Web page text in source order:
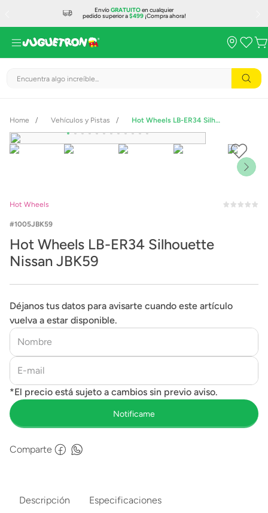
EnvíoGRATUITOen cualquier
pedido superior a$499¡Compra ahora!
Encuentra algo increíble...
Vehículos y Pistas Hot Wheels LB-ER34 Silhouette Nissan JBK59
Hot Wheels
1005JBK59
Hot Wheels LB-ER34 Silhouette
Nissan JBK59
Déjanos tus datos para avisarte cuando este artículo
vuelva a estar disponible.
Comparte
Descripción Especificaciones